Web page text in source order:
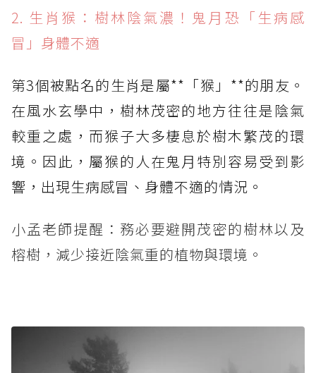
2. 生肖猴：樹林陰氣濃！鬼月恐「生病感
冒」身體不適
第3個被點名的生肖是屬**「猴」**的朋友。
在風水玄學中，樹林茂密的地方往往是陰氣
較重之處，而猴子大多棲息於樹木繁茂的環
境。因此，屬猴的人在鬼月特別容易受到影
響，出現生病感冒、身體不適的情況。
小孟老師提醒：務必要避開茂密的樹林以及
榕樹，減少接近陰氣重的植物與環境。